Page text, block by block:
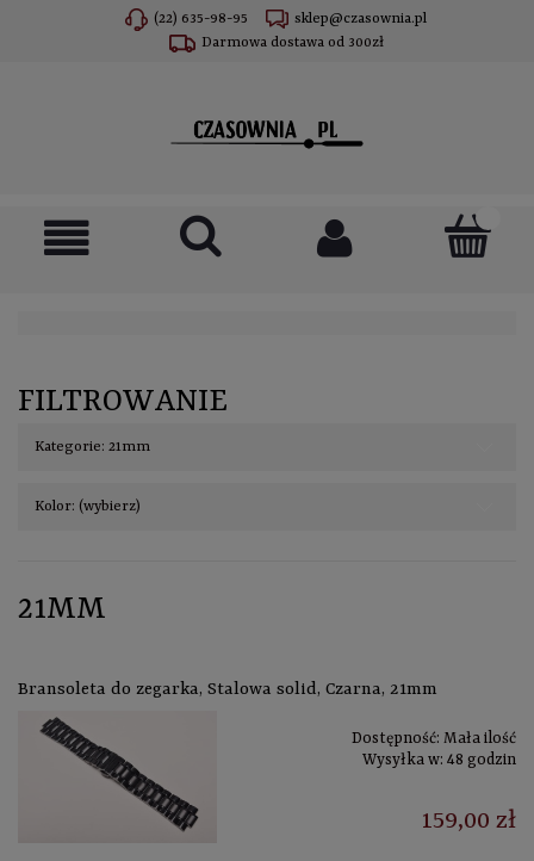
(22) 635-98-95
sklep@czasownia.pl
Darmowa dostawa od 300zł
FILTROWANIE
Kategorie: 21mm
Kolor: (wybierz)
21MM
Bransoleta do zegarka, Stalowa solid, Czarna, 21mm
Dostępność: Mała ilość
Wysyłka w: 48 godzin
159,00 zł